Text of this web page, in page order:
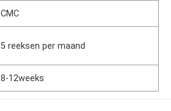
CMC
5 reeksen per maand
8-12weeks